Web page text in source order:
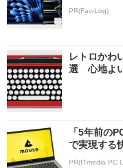
PR(Fav-Log)
レトロかわ
選 心地よ
「5年前の
で実現する
PR(ITmedia PC